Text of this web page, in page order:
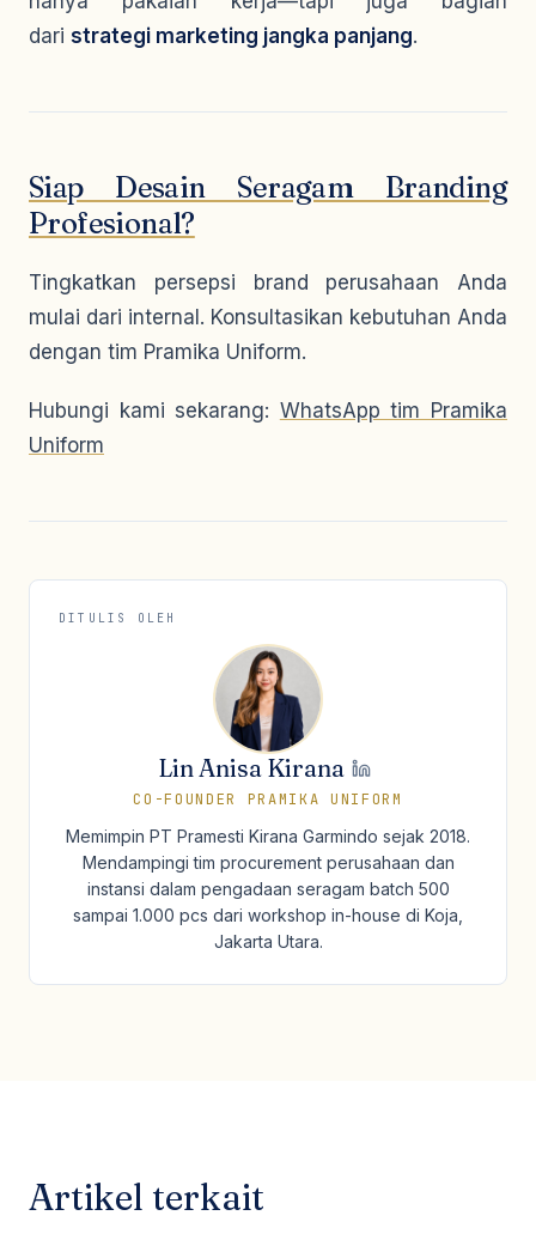
dari strategi marketing jangka panjang.
Siap Desain Seragam Branding
Profesional?
Tingkatkan persepsi brand perusahaan Anda
mulai dari internal. Konsultasikan kebutuhan Anda
dengan tim Pramika Uniform.
Hubungi kami sekarang: WhatsApp tim Pramika
Uniform
DITULIS OLEH
Lin Anisa Kirana
CO-FOUNDER PRAMIKA UNIFORM
Memimpin PT Pramesti Kirana Garmindo sejak 2018.
Mendampingi tim procurement perusahaan dan
instansi dalam pengadaan seragam batch 500
sampai 1.000 pcs dari workshop in-house di Koja,
Jakarta Utara.
Artikel terkait